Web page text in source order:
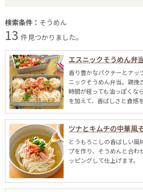
検索条件： そうめん
13 件見つかりました。
エスニックそうめん弁
香り豊かなパクチーとナッ
ニックそうめん弁当。鶏挽
時間が経っても油っぽくな
を加えて、香ばしさと食感
ツナとキムチの中華風
とうもろこしの香ばしい風
プを作り、そうめんと合わ
ッピングして仕上げます。